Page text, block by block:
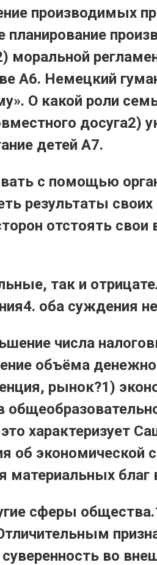
производимых
планирование
моральной
А6. Немецкий
О какой роли
досуга2)
детей А7.
с помощью
результаты
отстоять свои
так и
оба суждения
числа
объёма
рынок?1)
характеризует
экономической
благ
сферы
во